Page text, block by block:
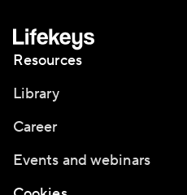
Resources
Library
Career
Events and webinars